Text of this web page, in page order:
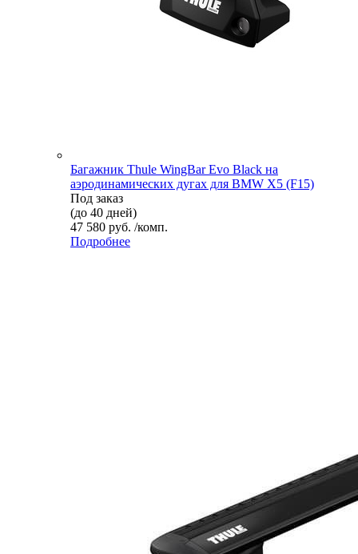
Багажник Thule WingBar Evo Black на
аэродинамических дугах для BMW X5 (F15)
Под заказ
(до 40 дней)
47 580 руб. /комп.
Подробнее